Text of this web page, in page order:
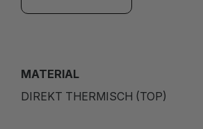
MATERIAL
DIREKT THERMISCH (TOP)